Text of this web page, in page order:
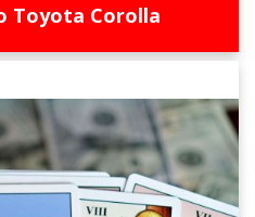
Toyota Corolla